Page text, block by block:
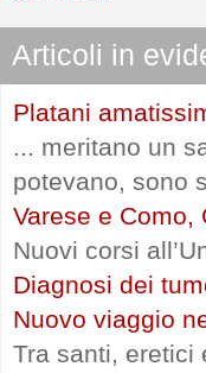
Articoli in
Platani
... meritano un
potevano, sono
Varese e Como,
Nuovi corsi
Diagnosi dei
Nuovo viaggio
Tra santi, eretici